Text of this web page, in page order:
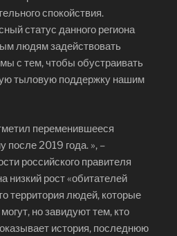
спокойствия.
статус данного региона
людям задействовать
с тем, чтобы обустраивать
тыловую поддержку нашим
переменившееся
после 2019 года. », –
российского правителя
низкий рост «обитателей
территория людей, которые
но завидуют тем, кто
история, последнюю